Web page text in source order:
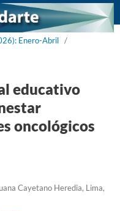
Enero-Abril /
educativo
oncológicos
Cayetano Heredia, Lima,